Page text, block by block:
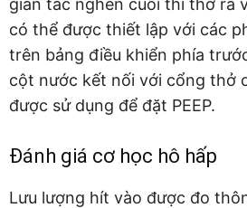
gian tắc nghẽn cuối thì thở ra
có thể được thiết lập với các
trên bảng điều khiển phía
cột nước kết nối với cổng thở
được sử dụng để đặt PEEP.
Đánh giá cơ học hô hấp
Lưu lượng hít vào được đo